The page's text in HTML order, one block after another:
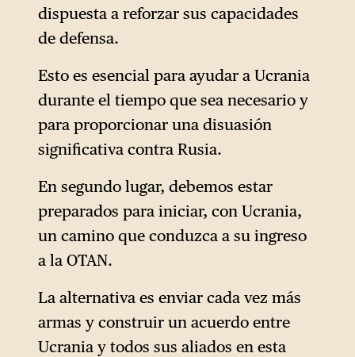
dispuesta a reforzar sus capacidades
de defensa.
Esto es esencial para ayudar a Ucrania
durante el tiempo que sea necesario y
para proporcionar una disuasión
significativa contra Rusia.
En segundo lugar, debemos estar
preparados para iniciar, con Ucrania,
un camino que conduzca a su ingreso
a la OTAN.
La alternativa es enviar cada vez más
armas y construir un acuerdo entre
Ucrania y todos sus aliados en esta